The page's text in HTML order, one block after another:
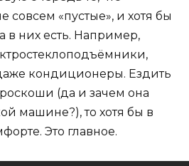
совсем «пустые», и хотя бы
них есть. Например,
кондиционеры. Ездить
(да и зачем она
машине?), то хотя бы в
Это главное.